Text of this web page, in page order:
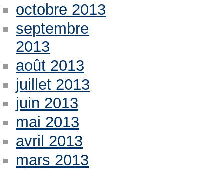
octobre 2013
septembre
2013
août 2013
juillet 2013
juin 2013
mai 2013
avril 2013
mars 2013